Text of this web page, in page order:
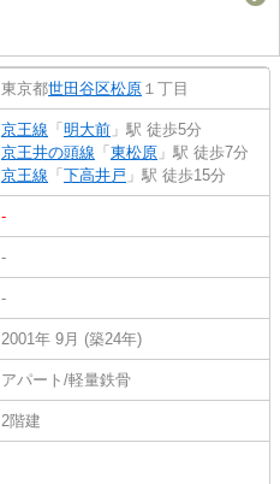
東京都世田谷区松原 １丁目
京王線 「 明大前 」駅 徒歩5分
京王井の頭線 「 東松原 」駅 徒歩7分
京王線 「 下高井戸 」駅 徒歩15分
-
-
-
2001年 9月 (築24年)
アパート/軽量鉄骨
2階建